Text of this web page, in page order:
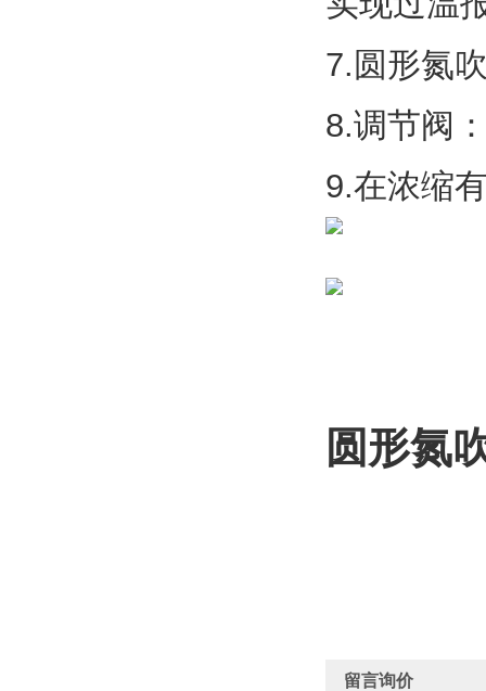
7.圆形氮
8.调节阀
9.在浓缩
圆形氮
留言询价